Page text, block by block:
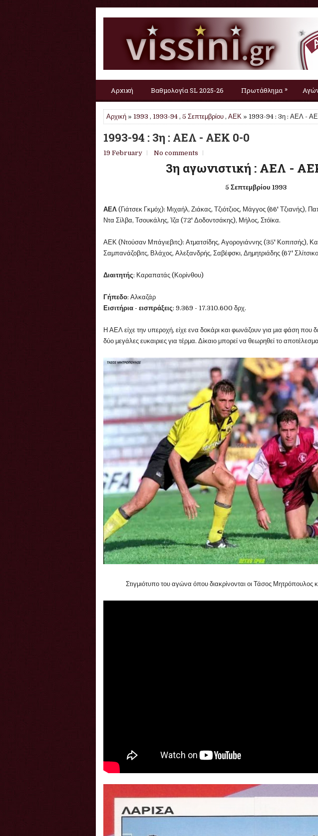
Αρχική Βαθμολογία SL 2025-26 Πρωτάθλημα »
Αρχική » 1993 , 1993-94 , 5 Σεπτεμβρίου , ΑΕΚ » 1993-94 : 3η : ΑΕΛ -
1993-94 : 3η : ΑΕΛ - ΑΕΚ 0-0
19 February No comments
3η αγωνιστική : ΑΕΛ -
5 Σεπτεμβρίου 1993
ΑΕΛ (Γιάτσεκ Γκμόχ): Μιχαήλ, Ζιάκας, Τζιότζιος, Μάγγος (66' Τζιανής),
Ντα Σίλβα, Τσουκάλης, Ίζα (72' Δοδοντσάκης), Μήλος, Στόϊκα.
ΑΕΚ (Ντούσαν Μπάγιεβιτς): Ατματσίδης, Αγορογιάννης (35' Κοπιτσής),
Σαμπανάζοβιτς, Βλάχος, Αλεξανδρής, Σαβέφσκι, Δημητριάδης (67'
Διαιτητής: Καραπατάς (Κορίνθου)
Γήπεδο: Αλκαζάρ
Εισιτήρια - εισπράξεις: 9.369 - 17.310.600 δρχ.
Η ΑΕΛ είχε την υπεροχή, είχε ενα δοκάρι και φωνάζουν για μια φάση που
δύο μεγάλες ευκαιριες για τέρμα. Δίκαιο μπορεί να θεωρηθεί το
Στιγμιότυπο του αγώνα όπου διακρίνονται οι Τάσος Μητρόπουλος